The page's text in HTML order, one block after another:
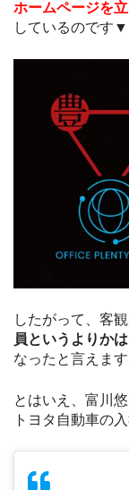
ホームページを
しているのです▼
したがって、客
員というよりか
なったと言えます
とはいえ、富川
トヨタ自動車の